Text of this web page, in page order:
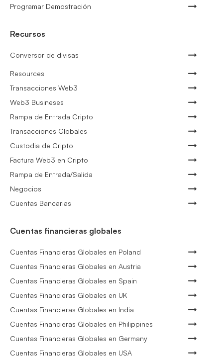
Programar Demostración
Recursos
Conversor de divisas
Resources
Transacciones Web3
Web3 Busineses
Rampa de Entrada Cripto
Transacciones Globales
Custodia de Cripto
Factura Web3 en Cripto
Rampa de Entrada/Salida
Negocios
Cuentas Bancarias
Cuentas financieras globales
Cuentas Financieras Globales en Poland
Cuentas Financieras Globales en Austria
Cuentas Financieras Globales en Spain
Cuentas Financieras Globales en UK
Cuentas Financieras Globales en India
Cuentas Financieras Globales en Philippines
Cuentas Financieras Globales en Germany
Cuentas Financieras Globales en USA